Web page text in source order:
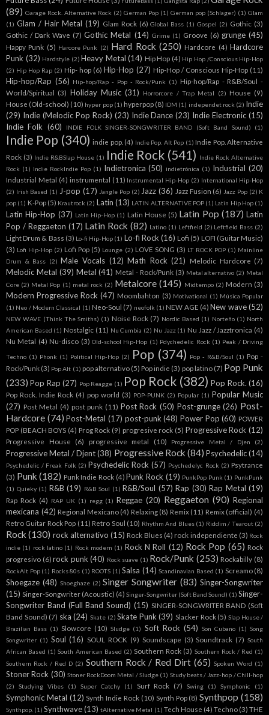
(89) Garage Rock. Alternative Rock (2) German Pop (1) German pop (Schlager) (1) Glam
(1) Glam / Hair Metal (19) Glam Rock (6) Global Bass (1) Gospel (2) Gothic (3)
Gothic / Dark Wave (7) Gothic Metal (14) Grime (1) Groove (6) grunge (45)
Happy Punk (5) Harcore Punk (2) Hard Rock (250) Hardcore (4) Hardcore
Punk (32) Hardstyle (2) Heavy Metal (14) Hip Hop (4) Hip Hop /Conscious Hip-Hop
(2) Hip Hop Rap (2) Hip- hop (6) Hip-Hop (27) Hip-Hop / Conscious Hip-Hop (11)
Hip-hop/Rap (56) Hip-hop/Rap - Pop - Rock/Punk (1) Hip-hop/Rap - R&B/Soul -
World/Spiritual (3) Holiday Music (31) Horrorcore / Trap Metal (2) House (9)
House (Old-school) (10) hyper pop (1) hyperpop (8) IDM (1) independet rock (2) Indie
(29) Indie (Melodic Pop Rock) (23) Indie Dance (23) Indie Electronic (15)
Indie Folk (60) INDIE FOLK SINGER-SONGWRITER BAND (Soft Band Sound) (1)
Indie Pop (340) indie pop. (4) Indie Pop. Alt Pop (1) Indie Pop. Alternative
Rock (3) Indie R&BSlap House (1) Indie Rock (541) Indie Rock Alternative
Rock (1) Indie RockIndie Pop (1) Indietronica (50) indietrónica (1) Industrial (20)
Industrial Metal (4) instrumental (11) Instrumental Hip-Hop (2) International Hip-Hop
(2) Irish Based (1) J-pop (17) Jangle Pop (2) Jazz (36) Jazz Fusion (6) Jazz Pop (2) K
pop (1) K-Pop (5) Krautrock (2) Latin (13) LATIN ALTERNATIVE POP (1) Latin Hip Hop (1)
Latin Hip-Hop (37) Latín Hip-Hop (1) Latin House (5) Latin Pop (187) Latin
Pop / Reggaeton (17) Latin Rock (82) Latino (1) Leftfield (2) Leftfield Bass (2)
Light Drum & Bass (3) Lo-fi Hip-Hop (1) Lo-fi Rock (16) Lofi (5) LOFI (Guitar Music)
(3) Lofi Hip-Hop (2) Lofi Pop (5) Lounge (2) LOVE SONG (3) LT ROCK POP (1) Mainline
Drum & Bass (2) Male Vocals (12) Math Rock (21) Melodic Hardcore (7)
Melodic Metal (39) Metal (41) Metal - Rock/Punk (3) Metal alternativo (2) Metal
Core (2) Metal Pop (1) metal rock (2) Metalcore (145) Midtempo (2) Modern (3)
Modern Progressive Rock (47) Moombahton (3) Motivational (1) Música Popular
(1) Neo / Modern Classical (1) Neo-Soul (7) neofolk (1) NEW AGE (4) New wave (52)
NEW WAVE (Think The Smiths) (1) Noise Rock (7) Nordic Based (1) Norteño (1) North
American Based (1) Nostalgic (11) Nu Cumbia (2) Nu Jazz (1) Nu Jazz / Jazztronica (4)
Nu Metal (4) Nu-disco (3) Old-school Hip-Hop (1) Pdychedelic Rock (1) Peak / Driving
Techno (1) Phonk (1) Political Hip-Hop (2) Pop (374) Pop - R&B/Soul (1) Pop -
Rock/Punk (3) Pop Alt (1) pop alternativo (5) Pop indie (3) pop latino (7) Pop Punk
(233) Pop Rap (27) Pop Reagge (1) Pop Rock (382) Pop Rock. (16)
Pop Rock. Indie Rock (4) pop world (3) POP-PUNK (2) Popular (1) Popular Music
(27) Post Metal (4) post punk (11) Post Rock (50) Post-grunge (26) Post-
Hardcore (74) Post-Metal (17) post-punk (48) Power Pop (60) POWER
POP (BEACH BOYS (4) Prog Rock (9) progresive rock (5) Progressive Rock (12)
Progressive House (6) progressive metal (10) Progressive Metal / Djen (2)
Progressive Metal / Djent (38) Progressive Rock (84) Psychedelic(14)
Psychedelic / Freak Folk (2) Psychedelic Rock (57) Psychedelyc Rock (2) Psytrance
(3) Punk (182) Punk Indie Rock (4) Punk Rock (19) PunkPop Punk (1) PunkPunk
(1) Quieky (1) R&B (19) R&B Soul (1) R&B/Soul (57) Rap (30) Rap Metal (19)
Rap Rock (4) RAP UK (1) regg (1) Reggae (20) Reggaeton (90) Regional
mexicana (42) Regional Mexicano (4) Relaxing (8) Remix (11) Remix (official) (4)
Retro Guitar Rock Pop (11) Retro Soul (10) Rhythm And Blues (1) Riddim / Tearout (2)
Rock (130) rock alternativo (15) Rock Blues (4) rock independiente (3) Rock
indie (1) rock latino (1) Rock modern (1) Rock N Roll (12) Rock Pop (65) Rock
progresivo (6) rock punk (40) Rock suave (1) Rock/Punk (253) Rockabilly (8)
RockAlt Pop (1) Rocks 80s (1) ROOTS (1) Salsa (14) Scandinavian Based (1) Screamo (8)
Shoegaze (48) Shoeghaze (2) Singer Songwriter (83) Singer-Songwriter
(15) Singer-Songwriter (Acoustic) (4) Singer-Songwriter (Soft Band Sound) (1) Singer-
Songwriter Band (Full Band Sound) (15) SINGER-SONGWRITER BAND (Soft
Band Sound) (7) ska (24) Skate (2) Skate Punk (39) Slacker Rock (5) Slap House /
Brazilian Bass (1) Slowcore (10) Sludge (1) Soft Rock (54) Son Cubano (1) Song
Songwriter (1) Soul (16) SOUL ROCK (9) Soundscape (3) Soundtrack (7) South
African Based (1) South American Based (2) Southern Rock (3) Southern Rock / Red (1)
Southern Rock / Red D (2) Southern Rock / Red Dirt (65) Spoken Word (1)
Stoner Rock (30) Stoner RockDoom Metal / Sludge (1) Study beats / Jazz-hop / Chill-hop
(2)
Studying Vibes (1) Super Catchy (1) Surf Rock (7) Swing (1) Symphonic (1)
Symphonic Metal (12) Synth Indie Rock (10) Synth Pop (8) Synthpop (158)
Synthpop. (1) Synthwave (13) tAlternative Metal (1) Tech House (4) Techno (3) THE